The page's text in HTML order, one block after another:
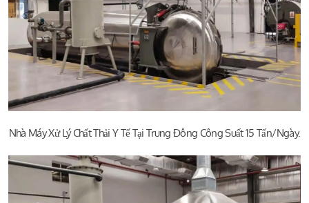
Nhà Máy Xử Lý Chất Thải Y Tế Tại Trung Đông Công Suất 15 Tấn/ngày.